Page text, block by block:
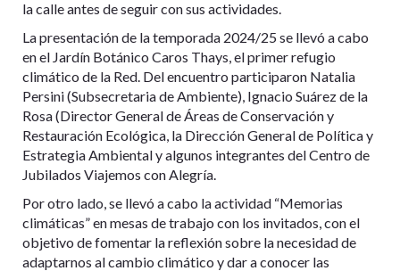
la calle antes de seguir con sus actividades.
La presentación de la temporada 2024/25 se llevó a cabo
en el Jardín Botánico Caros Thays, el primer refugio
climático de la Red. Del encuentro participaron Natalia
Persini (Subsecretaria de Ambiente), Ignacio Suárez de la
Rosa (Director General de Áreas de Conservación y
Restauración Ecológica, la Dirección General de Política y
Estrategia Ambiental y algunos integrantes del Centro de
Jubilados Viajemos con Alegría.
Por otro lado, se llevó a cabo la actividad “Memorias
climáticas” en mesas de trabajo con los invitados, con el
objetivo de fomentar la reflexión sobre la necesidad de
adaptarnos al cambio climático y dar a conocer las